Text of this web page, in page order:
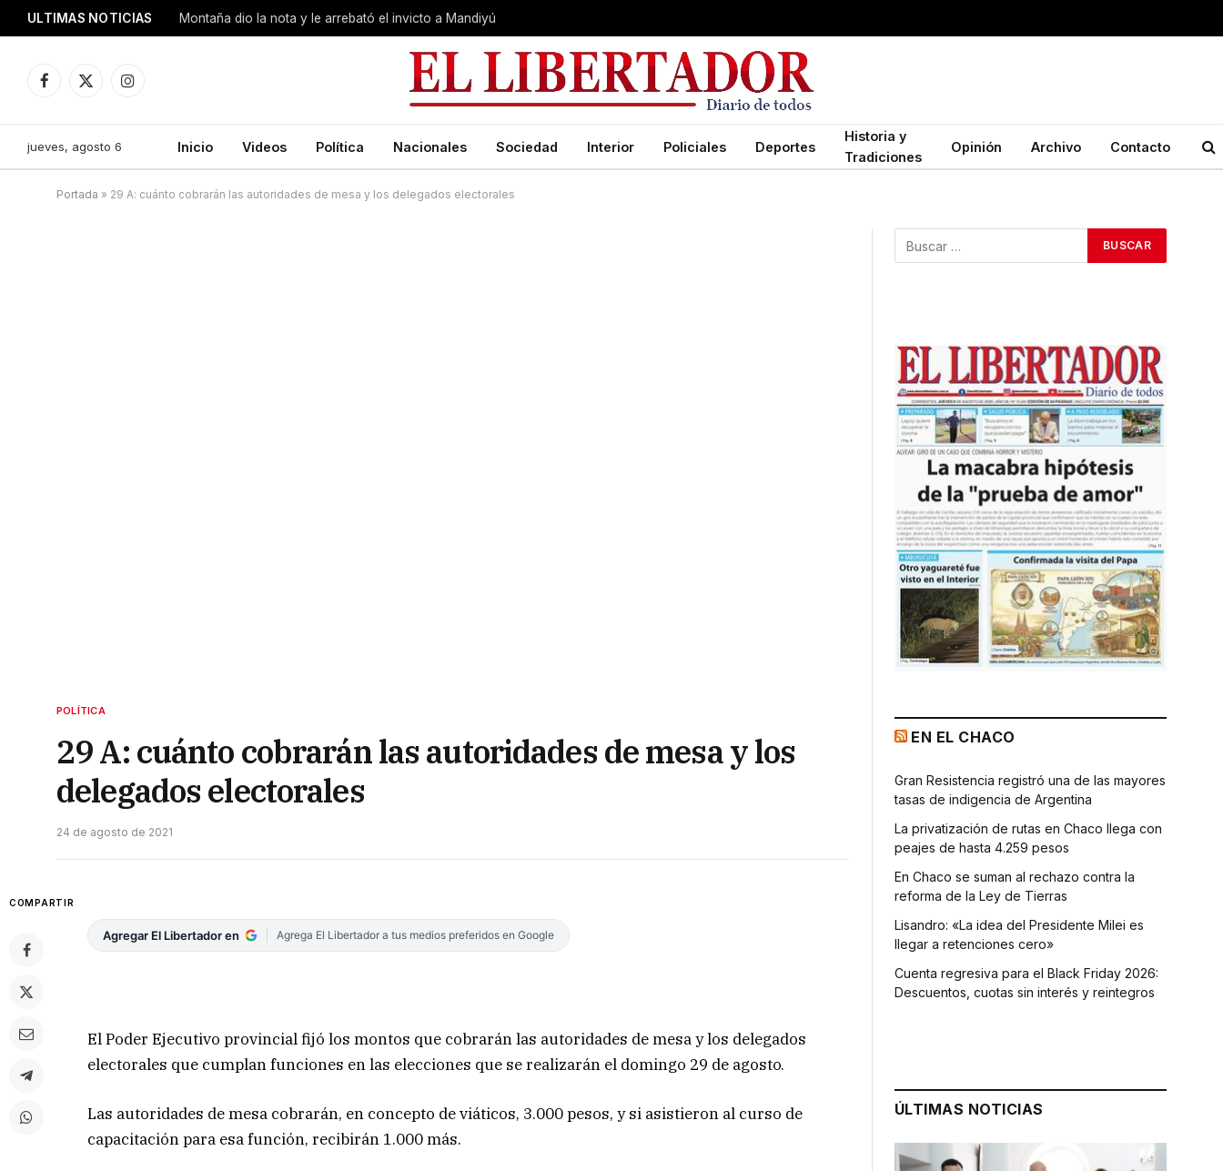
ULTIMAS NOTICIAS Montaña dio la nota y le arrebató el invicto a Mandiyú
Facebook
X
Instagram
jueves, agosto 6 Inicio Videos Política Nacionales Sociedad Interior Policiales Deportes
Historia y
Tradiciones
Opinión Archivo Contacto
Portada » 29 A: cuánto cobrarán las autoridades de mesa y los delegados electorales
POLÍTICA
29 A: cuánto cobrarán las autoridades de mesa y los
delegados electorales
24 de agosto de 2021
COMPARTIR
Agregar El Libertador en Agrega El Libertador a tus medios preferidos en Google
El Poder Ejecutivo provincial fijó los montos que cobrarán las autoridades de mesa y los delegados
electorales que cumplan funciones en las elecciones que se realizarán el domingo 29 de agosto.
Las autoridades de mesa cobrarán, en concepto de viáticos, 3.000 pesos, y si asistieron al curso de
capacitación para esa función, recibirán 1.000 más.
EN EL CHACO
Gran Resistencia registró una de las mayores
tasas de indigencia de Argentina
La privatización de rutas en Chaco llega con
peajes de hasta 4.259 pesos
En Chaco se suman al rechazo contra la
reforma de la Ley de Tierras
Lisandro: «La idea del Presidente Milei es
llegar a retenciones cero»
Cuenta regresiva para el Black Friday 2026:
Descuentos, cuotas sin interés y reintegros
ÚLTIMAS NOTICIAS